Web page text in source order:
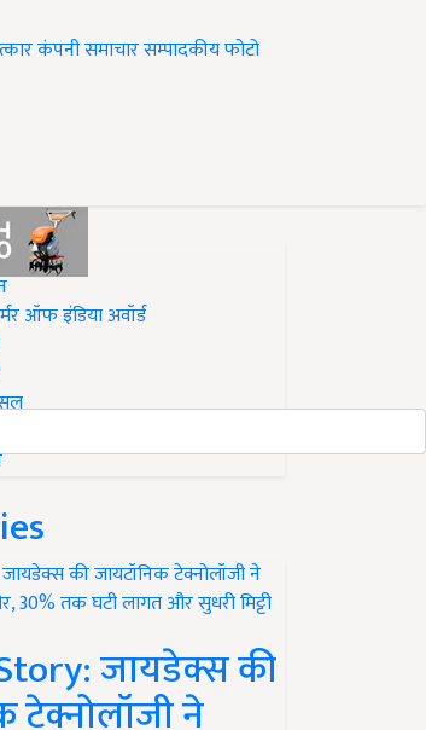
कंपनी समाचारसम्पादकीयफोटो
ऑफ इंडिया अवॉर्ड
जायडेक्स की
टेक्नोलॉजी ने